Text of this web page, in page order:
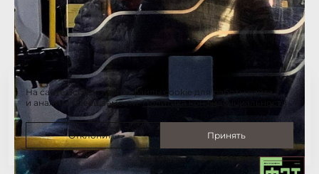
На сайте используются файлы cookie для работы сайта
и анализа посещаемости.Политика конфиденциальности
Отклонить Принять